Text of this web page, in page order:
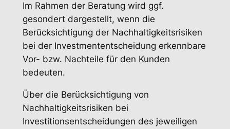
Im Rahmen der Beratung wird ggf.
gesondert dargestellt, wenn die
Berücksichtigung der Nachhaltigkeitsrisiken
bei der Investmententscheidung erkennbare
Vor- bzw. Nachteile für den Kunden
bedeuten.
Über die Berücksichtigung von
Nachhaltigkeitsrisiken bei
Investitionsentscheidungen des jeweiligen